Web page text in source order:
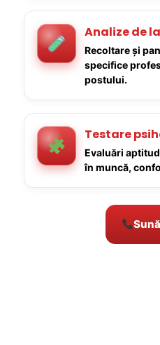
Analize de
Recoltare și
specifice
postului.
Testare
Evaluări
în muncă,